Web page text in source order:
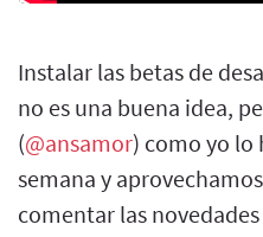
Instalar las betas de
no es una buena idea,
(@ansamor) como yo lo
semana y
comentar las novedades